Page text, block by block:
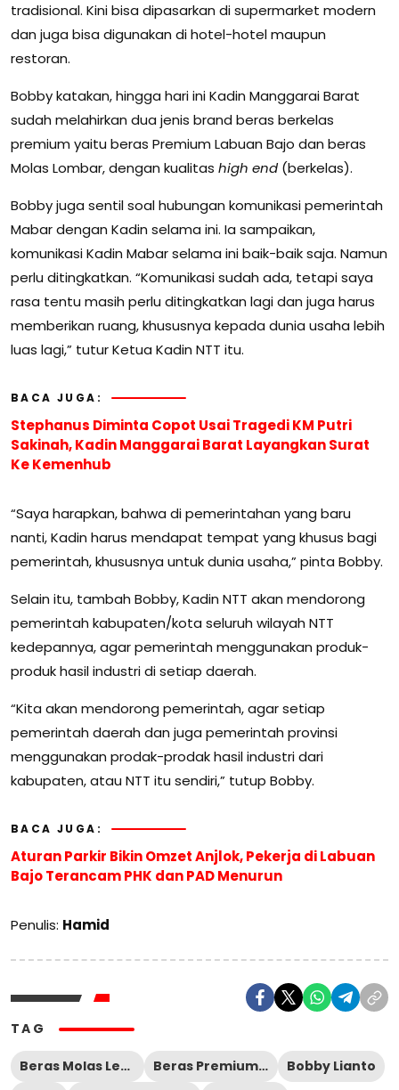
tradisional. Kini bisa dipasarkan di supermarket modern
dan juga bisa digunakan di hotel-hotel maupun
restoran.
Bobby katakan, hingga hari ini Kadin Manggarai Barat
sudah melahirkan dua jenis brand beras berkelas
premium yaitu beras Premium Labuan Bajo dan beras
Molas Lombar, dengan kualitas high end (berkelas).
Bobby juga sentil soal hubungan komunikasi pemerintah
Mabar dengan Kadin selama ini. Ia sampaikan,
komunikasi Kadin Mabar selama ini baik-baik saja. Namun
perlu ditingkatkan. “Komunikasi sudah ada, tetapi saya
rasa tentu masih perlu ditingkatkan lagi dan juga harus
memberikan ruang, khususnya kepada dunia usaha lebih
luas lagi,” tutur Ketua Kadin NTT itu.
BACA JUGA:
Stephanus Diminta Copot Usai Tragedi KM Putri
Sakinah, Kadin Manggarai Barat Layangkan Surat
Ke Kemenhub
“Saya harapkan, bahwa di pemerintahan yang baru
nanti, Kadin harus mendapat tempat yang khusus bagi
pemerintah, khususnya untuk dunia usaha,” pinta Bobby.
Selain itu, tambah Bobby, Kadin NTT akan mendorong
pemerintah kabupaten/kota seluruh wilayah NTT
kedepannya, agar pemerintah menggunakan produk-
produk hasil industri di setiap daerah.
“Kita akan mendorong pemerintah, agar setiap
pemerintah daerah dan juga pemerintah provinsi
menggunakan prodak-prodak hasil industri dari
kabupaten, atau NTT itu sendiri,” tutup Bobby.
BACA JUGA:
Aturan Parkir Bikin Omzet Anjlok, Pekerja di Labuan
Bajo Terancam PHK dan PAD Menurun
Penulis: Hamid
TAG
Beras Molas Lembor Beras Premium Labuan Bajo
Bobby Lianto